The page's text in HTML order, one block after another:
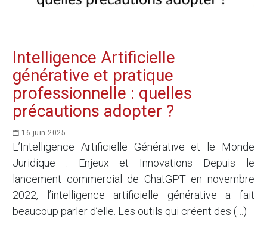
Intelligence Artificielle
générative et pratique
professionnelle : quelles
précautions adopter ?
16 juin 2025
L’Intelligence Artificielle Générative et le Monde
Juridique : Enjeux et Innovations Depuis le
lancement commercial de ChatGPT en novembre
2022, l’intelligence artificielle générative a fait
beaucoup parler d’elle. Les outils qui créent des (…)